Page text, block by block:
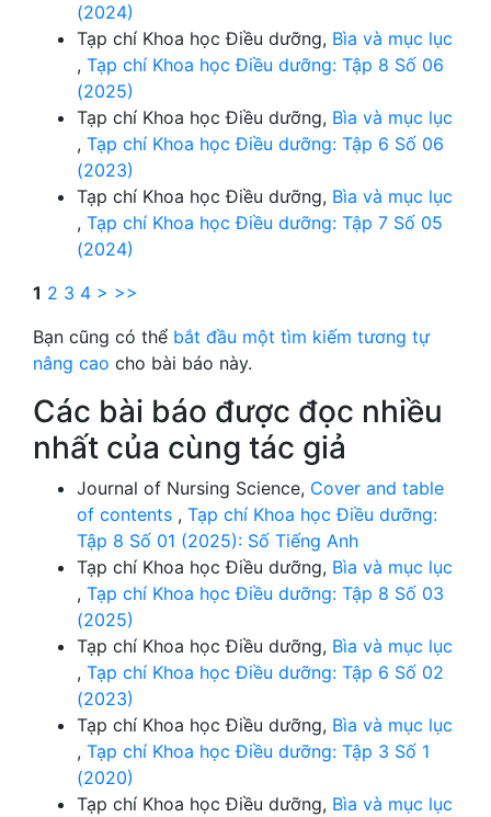
(2024)
Tạp chí Khoa học Điều dưỡng, Bìa và mục lục
, Tạp chí Khoa học Điều dưỡng: Tập 8 Số 06
(2025)
Tạp chí Khoa học Điều dưỡng, Bìa và mục lục
, Tạp chí Khoa học Điều dưỡng: Tập 6 Số 06
(2023)
Tạp chí Khoa học Điều dưỡng, Bìa và mục lục
, Tạp chí Khoa học Điều dưỡng: Tập 7 Số 05
(2024)
1 2 3 4 > >>
Bạn cũng có thể bắt đầu một tìm kiếm tương tự
nâng cao cho bài báo này.
Các bài báo được đọc nhiều
nhất của cùng tác giả
Journal of Nursing Science, Cover and table
of contents , Tạp chí Khoa học Điều dưỡng:
Tập 8 Số 01 (2025): Số Tiếng Anh
Tạp chí Khoa học Điều dưỡng, Bìa và mục lục
, Tạp chí Khoa học Điều dưỡng: Tập 8 Số 03
(2025)
Tạp chí Khoa học Điều dưỡng, Bìa và mục lục
, Tạp chí Khoa học Điều dưỡng: Tập 6 Số 02
(2023)
Tạp chí Khoa học Điều dưỡng, Bìa và mục lục
, Tạp chí Khoa học Điều dưỡng: Tập 3 Số 1
(2020)
Tạp chí Khoa học Điều dưỡng, Bìa và mục lục